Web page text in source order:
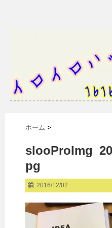
ホーム >
pg
2016/12/02